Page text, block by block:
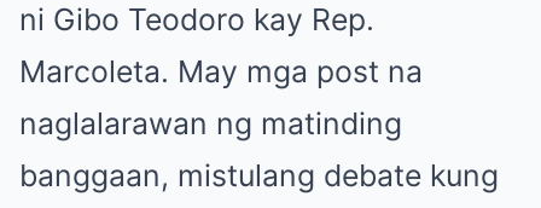
ni Gibo Teodoro kay Rep.
Marcoleta. May mga post na
naglalarawan ng matinding
banggaan, mistulang debate kung